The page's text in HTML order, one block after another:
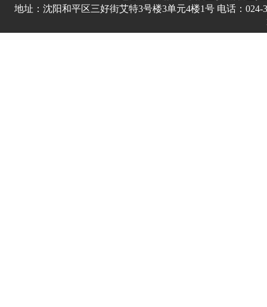
地址：沈阳和平区三好街艾特3号楼3单元4楼1号 电话：024-